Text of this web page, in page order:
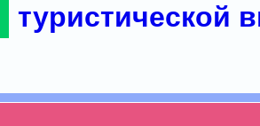
туристической